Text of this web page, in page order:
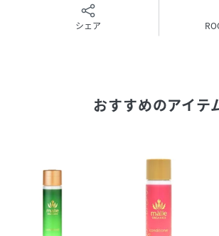
販売元：楽天グループ株式会社
携帯・公衆電話からのお問い
シェア
おすすめのアイテ